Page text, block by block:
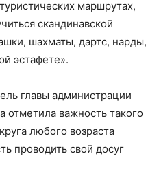
маршрутах,
скандинавской
шахматы, дартс, нарды,
эстафете».
главы администрации
отметила важность такого
любого возраста
проводить свой досуг